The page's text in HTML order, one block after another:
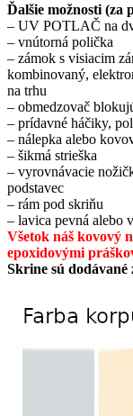
Ďalšie možnosti (za
– UV POTLAČ na
– vnútorná polička
– zámok s visiacim
kombinovaný,
na trhu
– obmedzovač
– prídavné háčiky,
– nálepka alebo
– šikmá strieška
– vyrovnávacie
podstavec
– rám pod skriňu
– lavica pevná alebo
Všetok náš kovový
epoxidovými
Skrine sú dodávané